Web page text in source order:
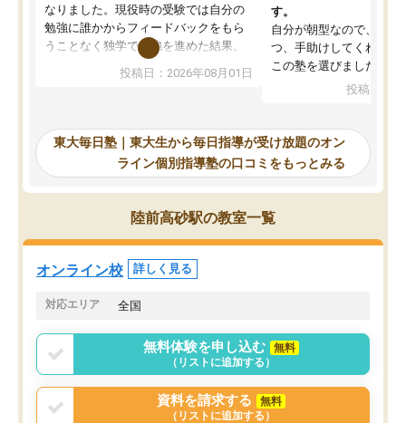
なりました。現役時の受験では自分の
勉強に誰かからフィードバックをもら
うことなく独学で勉強を進めた結果、
入試本番に地歴の学習が間に合わず不
合格となってしまいました。その経験
東大毎日塾にたどり着きました。学習
の長期計画や日々の勉強のやり方につ
いて客観的なアドバイスをいただけた
ので、自信をもって受験勉強を進める
ことができました。自分のように勉強
のやり方や進捗管理で苦労している方
には特におすすめしたい塾です。
投稿日：2026年08月01日
す。
自分が朝型なので、自習
つ、手助けしてくれる設
この塾を選びました。
投稿日：
東大毎日塾｜東大生から毎日指導が受け放題のオン
ライン個別指導塾の口コミをもっとみる
陸前高砂駅の教室一覧
オンライン校 詳しく見る
対応エリア 全国
無料体験を申し込む
無料
（リストに追加する）
資料を請求する
無料
（リストに追加する）